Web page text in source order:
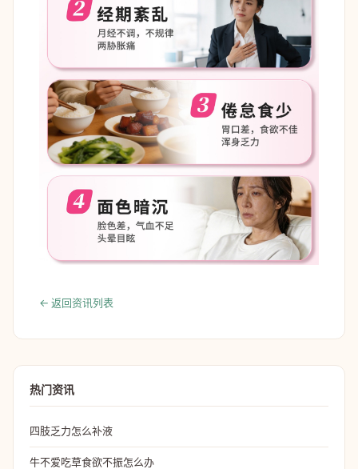
← 返回资讯列表
热门资讯
四肢乏力怎么补液
牛不爱吃草食欲不振怎么办